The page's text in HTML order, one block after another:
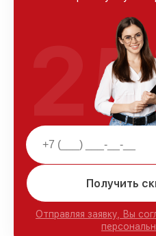
Получить
Отправляя заявку, Вы
25